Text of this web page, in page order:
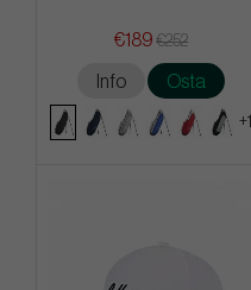
€189 €252
Info Osta
+1